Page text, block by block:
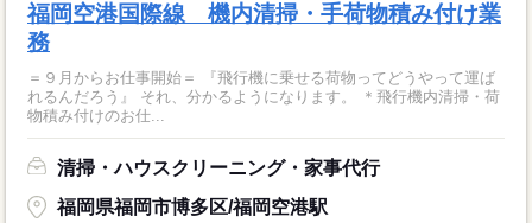
福岡空港国際線 機内清掃・手荷物積み付け業
務
＝９月からお仕事開始＝ 『飛行機に乗せる荷物ってどうやって運ば
れるんだろう』 それ、分かるようになります。 ＊飛行機内清掃・荷
物積み付けのお仕...
清掃・ハウスクリーニング・家事代行
福岡県福岡市博多区/福岡空港駅